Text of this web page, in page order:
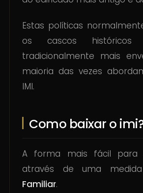
Estas políticas
os cascos históricos
tradicionalmente mais
maioria das vezes
IMI.
Como baixar o
A forma mais fácil para
através de uma
Familiar.